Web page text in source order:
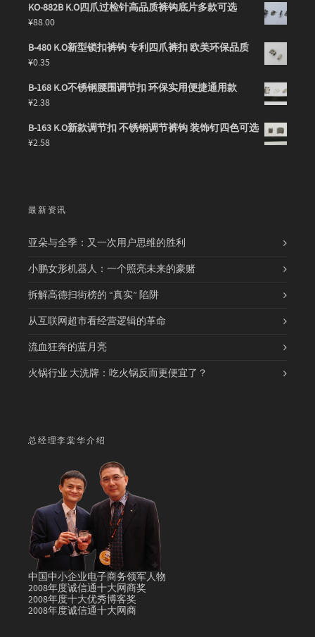
KO-882B K.O四爪过检针高品质裤钩底片多款可选
¥88.00
B-480 K.O新型锁扣裤钩 专利四爪裤扣 欧美环保品质
¥0.35
B-168 K.O不锈钢腰围调节扣 环保实用便捷通用款
¥2.38
B-163 K.O新款调节扣 不锈钢调节裤钩 装饰钉四色可选
¥2.58
最新资讯
亚朵与全季：又一次用户思维的胜利
小鹏女形机器人：一个照亮未来的豪赌
拆解高德扫街榜的 “真实” 陷阱
从互联网超市看经营逻辑的革命
流血狂奔的蓝月亮
火锅行业 大洗牌：吃火锅反而更便宜了？
总经理李棠华介绍
中国中小企业电子商务领军人物
2008年度诚信通十大网商奖
2008年度十大优秀博客奖
2008年度诚信通十大网商